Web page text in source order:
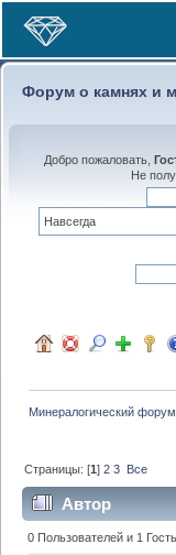
Форум о камнях и
Добро пожаловать,
Не
Минералогический форум
Страницы: [1]2 3 Все
Автор
(Прочитано
0 Пользователей и 1